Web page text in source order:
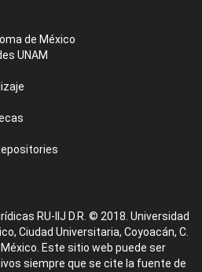
de México
UNAM
RU-IIJ D.R. © 2018. Universidad
Ciudad Universitaria, Coyoacán, C.
México. Este sitio web puede ser
siempre que se cite la fuente de